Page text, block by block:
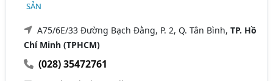
SẢN
A75/6E/33 Đường Bạch Đằng, P. 2, Q. Tân Bình,TP. Hồ
Chí Minh (TPHCM)
(028) 35472761